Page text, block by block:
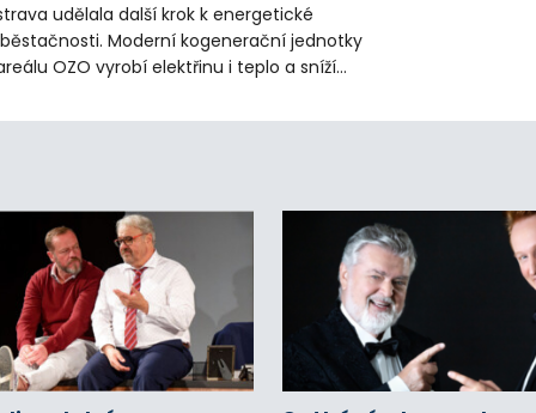
udělala další krok k energetické
Moderní kogenerační jednotky
OZO vyrobí elektřinu i teplo a sníží
přímo v Kunčicích.